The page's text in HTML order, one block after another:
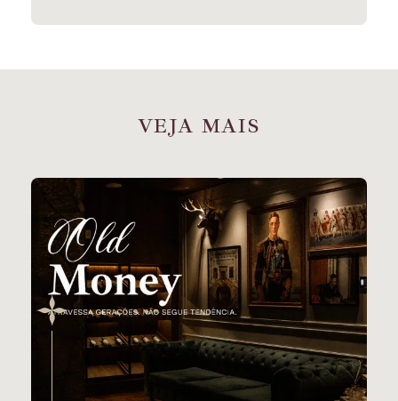
VEJA MAIS